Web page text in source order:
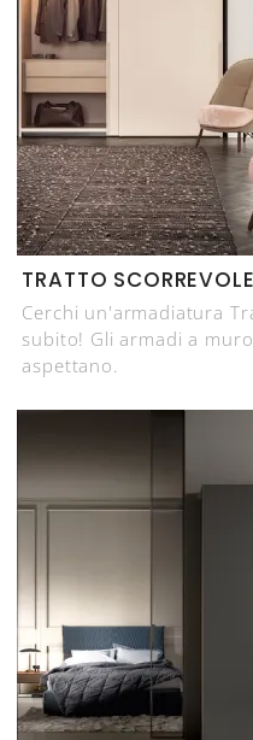
TRATTO SCORREVOLE
Cerchi un'armadiatura
subito! Gli armadi a
aspettano.